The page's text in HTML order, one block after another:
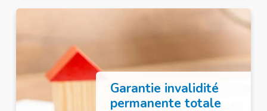
Garantie invalidité
permanente totale